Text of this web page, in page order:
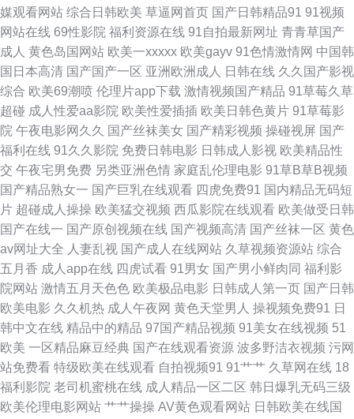
锋午夜电影 精品久久夂 午夜理伦三级做爰电影 91尤物大神 国内黄色片 欧美
性猛交久久 91爱看福利网 国产区第二页 视频四区在线免费观看 91av福利视
频 www97影院 无码中文字幕av导航 91秦先生在线在线 国产视频99 日韩欧
美性爱网 99久久精品费精 精品久久美女肏 日韩伦理片 在线黑料avav导航 国
网 91a人成免费入口 99久久国产 国产精品日产欧美久久 亚州av不卡在线播
放 91网页在线版 国产精品午夜av 四虎成人av 波多野吉依性 欧美色网 福利
影院导航 91视频总站 91麻豆蜜桃 福利1000av 在线求艹 AV激情天堂 国产
媒观看网站 综合日韩欧美 草逼网首页 国产日韩精品91 91视频
网站在线 69性影院 福利资源在线 91自拍最新网址 青青草国产
成人 黄色岛国网站 欧美一xxxxx 欧美gayv 91色情激情网 中国韩
国日本高清 国产国产一区 亚洲欧洲成人 日韩在线 久久国产影视
综合 欧美69潮喷 伦理片app下载 激情视频国产精品 91草莓久草
超碰 成人性爱aa影院 欧美性爱插插 欧美日韩色黄片 91草莓影
院 午夜电影网久久 国产丝袜美女 国产精彩视频 操碰视屏 国产
福利在线 91久久影院 免费日韩电影 日韩成人影视 欧美精品性
交 午夜宅男免费 另类亚洲色情 家庭乱伦理电影 91草B草B视频
国产精品熟女一 国产巨乳在线观看 四虎免费91 国内精品无码短
片 超碰成人操操 欧美猛交视频 西瓜影院在线观看 欧美做受日韩
国产在线一 国产原创视频在线 国产视频高清 国产丝袜一区 黄色
av网址大全 人妻乱视 国产成人在线网站 久草视频资源站 综合
五月香 成人app在线 四虎试看 91男女 国产男小鲜肉同 福利影
院网站 激情五月天色色 欧美极品电影 日韩成人第一页 国产日韩
欧美电影 久久机热 成人午夜网 黄色天堂男人 操视频免费91 日
韩中文在线 精品中的精品 97国产精品视频 91美女在线视频 51
欧美 一区精品麻豆经典 国产在线观看资源 波多野洁衣视频 污网
站免费看 特级欧美在线观看 自拍视频91 91艹艹 久草网在线 18
福利影院 老司机蜜桃在线 成人精品一区二区 韩日爆乳无码三级
欧美伦理电影网站 艹艹操操 AV黄色观看网站 日韩欧美在线国